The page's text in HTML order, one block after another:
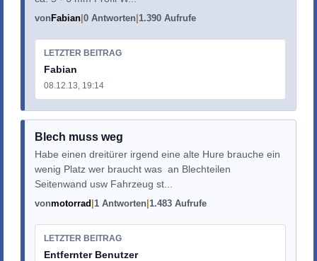
von Fabian 0 Antworten 1.390 Aufrufe
LETZTER BEITRAG
Fabian
08.12.13, 19:14
Blech muss weg
Habe einen dreitürer irgend eine alte Hure brauche ein
wenig Platz wer braucht was an Blechteilen
Seitenwand usw Fahrzeug st...
vonmotorrad 1 Antworten 1.483 Aufrufe
LETZTER BEITRAG
Entfernter Benutzer